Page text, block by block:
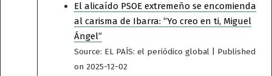
El alicaído PSOE extremeño se encomienda
al carisma de Ibarra: “Yo creo en ti, Miguel
Ángel”
Source: EL PAÍS: el periódico global
Published
on 2025-12-02